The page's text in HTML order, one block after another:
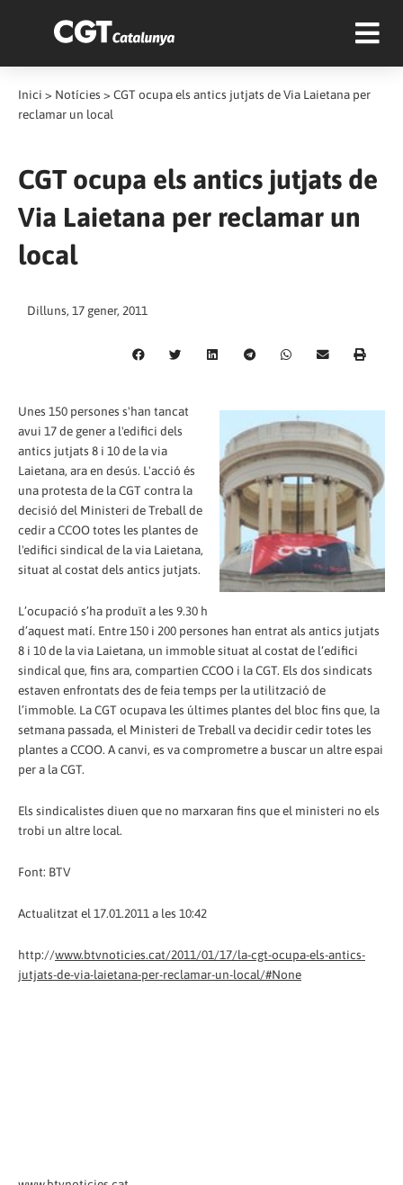
Inici > Notícies > CGT ocupa els antics jutjats de Via Laietana per
reclamar un local
CGT ocupa els antics jutjats de
Via Laietana per reclamar un
local
Dilluns, 17 gener, 2011
Unes 150 persones s'han tancat
avui 17 de gener a l'edifici dels
antics jutjats 8 i 10 de la via
Laietana, ara en desús. L'acció és
una protesta de la CGT contra la
decisió del Ministeri de Treball de
cedir a CCOO totes les plantes de
l'edifici sindical de la via Laietana,
situat al costat dels antics jutjats.
L’ocupació s’ha produït a les 9.30 h
d’aquest matí. Entre 150 i 200 persones han entrat als antics jutjats
8 i 10 de la via Laietana, un immoble situat al costat de l‘edifici
sindical que, fins ara, compartien CCOO i la CGT. Els dos sindicats
estaven enfrontats des de feia temps per la utilització de
l’immoble. La CGT ocupava les últimes plantes del bloc fins que, la
setmana passada, el Ministeri de Treball va decidir cedir totes les
plantes a CCOO. A canvi, es va comprometre a buscar un altre espai
per a la CGT.
Els sindicalistes diuen que no marxaran fins que el ministeri no els
trobi un altre local.
Font: BTV
Actualitzat el 17.01.2011 a les 10:42
http://www.btvnoticies.cat/2011/01/17/la-cgt-ocupa-els-antics-
jutjats-de-via-laietana-per-reclamar-un-local/#None